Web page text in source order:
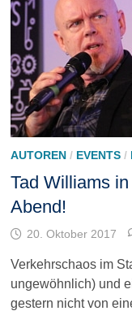
AUTOREN/ EVENTS/
Tad Williams
Abend!
20. Oktober 2017
Verkehrschaos im
ungewöhnlich) und
gestern nicht von